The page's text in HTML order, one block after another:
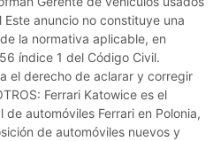
Este anuncio no constituye una
la normativa aplicable, en
índice 1 del Código Civil.
el derecho de aclarar y corregir
Ferrari Katowice es el
automóviles Ferrari en Polonia,
de automóviles nuevos y